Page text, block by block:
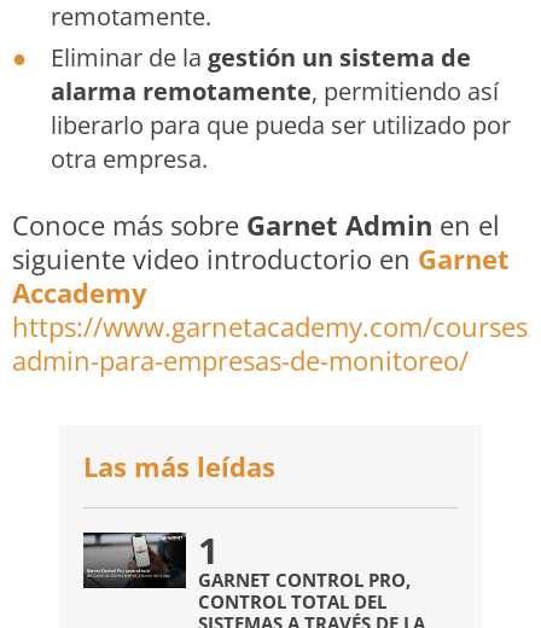
remotamente.
Eliminar de la gestión un sistema de
alarma remotamente, permitiendo así
liberarlo para que pueda ser utilizado por
otra empresa.
Conoce más sobre Garnet Admin en el
siguiente video introductorio en Garnet
Accademy
https://www.garnetacademy.com/
admin-para-empresas-de-monitoreo/
Las más leídas
1
GARNET CONTROL PRO,
CONTROL TOTAL DEL